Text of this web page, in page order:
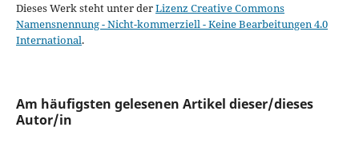
Dieses Werk steht unter derLizenz Creative Commons
Namensnennung - Nicht-kommerziell - Keine Bearbeitungen 4.0
International.
Am häufigsten gelesenen Artikel dieser/dieses
Autor/in